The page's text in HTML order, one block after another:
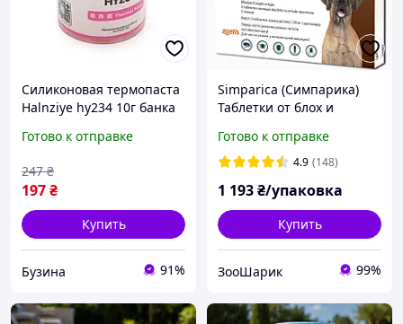
Силиконовая термопаста
Halnziye hy234 10г банка
ВтмК от -20 до 150 град
Готово к отправке
197₴
247 ₴
Купить
Бузина 91%
Simparica (Симпарика)
Таблетки от блох и
40 60 кг (1 упаковка/ 3
таблетки)
Готово к отправке
4.9 (148)
1 193₴/упаковка
Купить
ЗооШарик 99%